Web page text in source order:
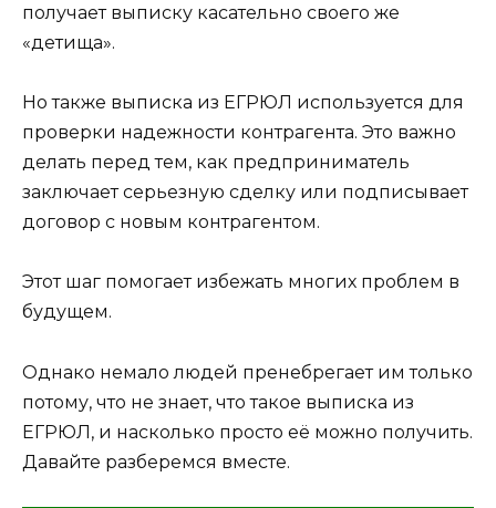
получает выписку касательно своего же
«детища».
Но также выписка из ЕГРЮЛ используется для
проверки надежности контрагента. Это важно
делать перед тем, как предприниматель
заключает серьезную сделку или подписывает
договор с новым контрагентом.
Этот шаг помогает избежать многих проблем в
будущем.
Однако немало людей пренебрегает им только
потому, что не знает, что такое выписка из
ЕГРЮЛ, и насколько просто её можно получить.
Давайте разберемся вместе.